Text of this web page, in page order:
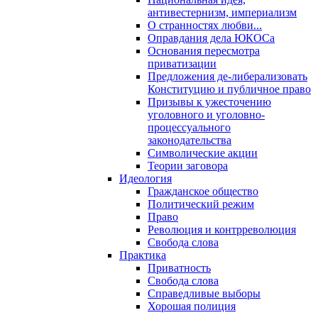
антивестернизм, империализм
О странностях любви...
Оправдания дела ЮКОСа
Основания пересмотра
приватизации
Предложения де-либерализовать
Конституцию и публичное право
Призывы к ужесточению
уголовного и уголовно-
процессуального
законодательства
Символические акции
Теории заговора
Идеология
Гражданское общество
Политический режим
Право
Революция и контрреволюция
Свобода слова
Практика
Приватность
Свобода слова
Справедливые выборы
Хорошая полиция